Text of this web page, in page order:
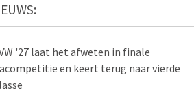
'27 laat het afweten in finale
en keert terug naar vierde